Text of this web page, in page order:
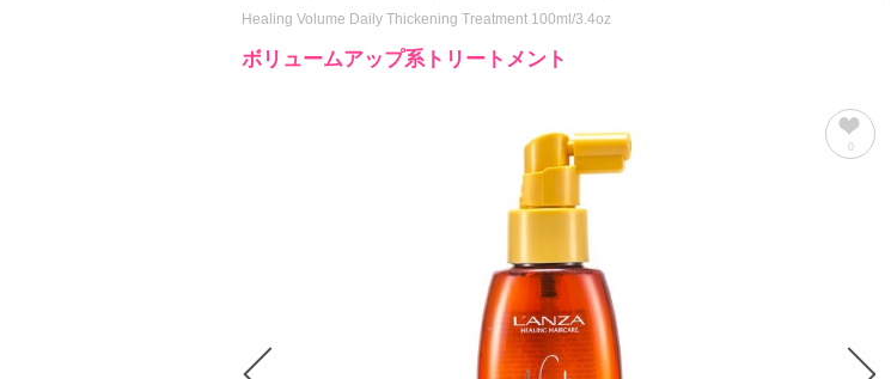
Healing Volume Daily Thickening Treatment 100ml/3.4oz
ボリュームアップ系トリートメント
0